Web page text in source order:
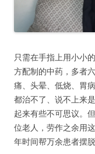
只需在手指上用小小
方配制的中药，多者
痛、头晕、低烧、胃
都治不了、说不上来
起来有些不可思议。
位老人，劳作之余用
年时间帮万余患者摆